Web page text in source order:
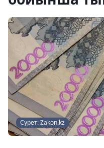
Сурет: Zakon.kz